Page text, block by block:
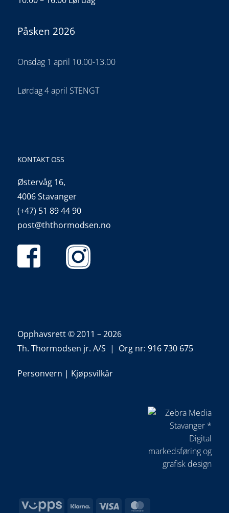
Påsken 2026
Onsdag 1 april 10.00-13.00
Lørdag 4 april STENGT
KONTAKT OSS
Østervåg 16,
4006 Stavanger
(+47) 51 89 44 90
post@ththormodsen.no
Opphavsrett © 2011 – 2026
Th. Thormodsen jr. A/S | Org nr: 916 730 675
Personvern | Kjøpsvilkår
Vipps Klarna Visa